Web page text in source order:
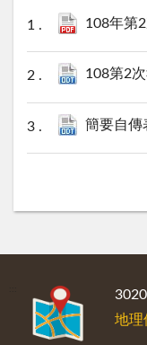
108年第
108第2
簡要自傳
地理